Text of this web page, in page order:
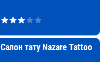
Салон тату Nazare Tattoo